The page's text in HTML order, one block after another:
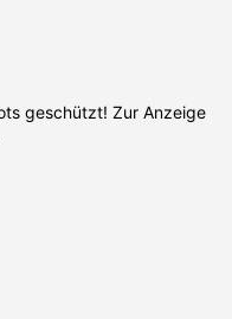
geschützt! Zur Anzeige